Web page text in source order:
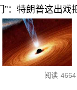
”：特朗普这出戏
阅读 4664